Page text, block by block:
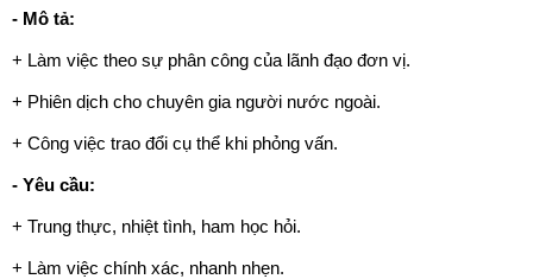
- Mô tả:
+ Làm việc theo sự phân công của lãnh đạo đơn vị.
+ Phiên dịch cho chuyên gia người nước ngoài.
+ Công việc trao đổi cụ thể khi phỏng vấn.
- Yêu cầu:
+ Trung thực, nhiệt tình, ham học hỏi.
+ Làm việc chính xác, nhanh nhẹn.